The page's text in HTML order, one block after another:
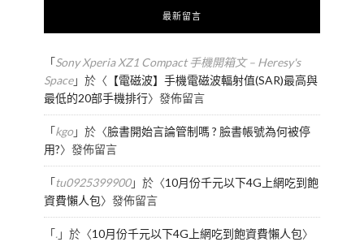
最新留言
「Sony Xperia XZ1 Compact 手機開箱文 – Heresy's
Space」於〈 【電磁波】手機電磁波輻射值(SAR)最高與
最低的20部手機排行〉發佈留言
「kgo」於〈臉書開始言論管制嗎 ? 臉書帳號為何被停
用?〉發佈留言
「tu0925399900」於〈10月份千元以下4G上網吃到飽
資費懶人包〉發佈留言
「.」於〈10月份千元以下4G上網吃到飽資費懶人包〉